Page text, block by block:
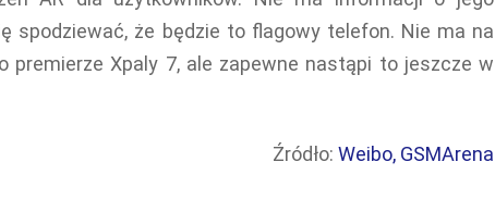
spodziewać, że będzie to flagowy telefon. Nie ma na
premierze Xpaly 7, ale zapewne nastąpi to jeszcze w
Źródło: Weibo, GSMArena